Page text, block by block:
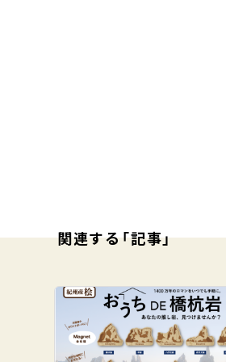
関連する「記事」